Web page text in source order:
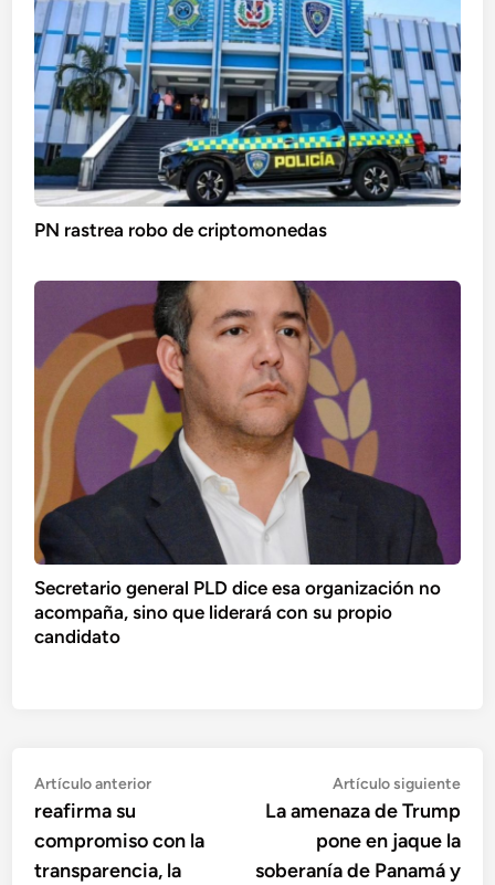
PN rastrea robo de criptomonedas
Secretario general PLD dice esa organización no
acompaña, sino que liderará con su propio
candidato
Navegación
de
entradas
Artículo anteriorArtículo
reafirma su
compromiso con la
transparencia, la
Artículo siguiente
La amenaza de Trump
pone en jaque la
soberanía de Panamá y